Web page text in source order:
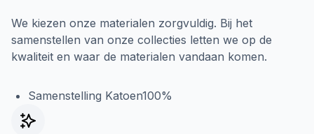
We kiezen onze materialen zorgvuldig. Bij het
samenstellen van onze collecties letten we op de
kwaliteit en waar de materialen vandaan komen.
Samenstelling Katoen100%